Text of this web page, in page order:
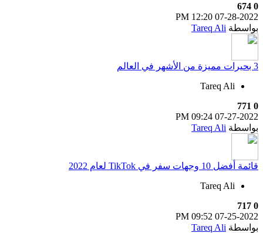
0
674
07-28-2022
12:20 PM
بواسطة Tareq Ali
3 بحيرات مميزة من الأشهر في العالم
Tareq Ali
0
771
07-27-2022
09:24 PM
بواسطة Tareq Ali
قائمة أفضل 10 وجهات سفر في TikTok لعام 2022
Tareq Ali
0
717
07-25-2022
09:52 PM
بواسطة Tareq Ali